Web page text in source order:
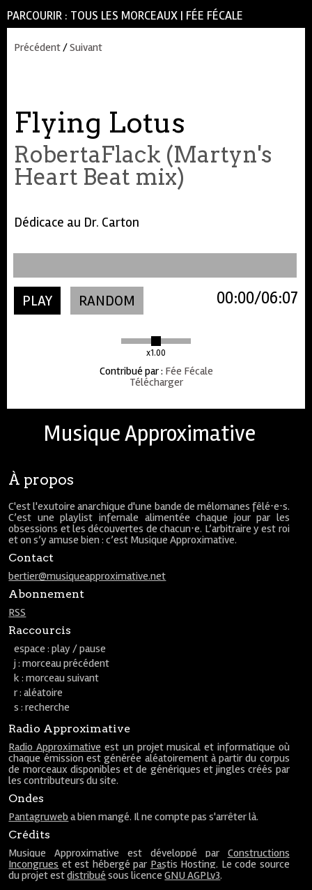
PARCOURIR : TOUS LES MORCEAUX | FÉE FÉCALE
Précédent/Suivant
Flying Lotus
RobertaFlack (Martyn's
Heart Beat mix)
Dédicace au Dr. Carton
PLAY RANDOM
x1.00
06:07
00:00
Contribué par: Fée Fécale
Télécharger
Musique Approximative
À propos
C'est l'exutoire anarchique d'une bande de mélomanes fêlé⋅e⋅s.
C’est une playlist infernale alimentée chaque jour par les
obsessions et les découvertes de chacun⋅e. L’arbitraire y est roi
et on s’y amuse bien : c’est Musique Approximative.
Contact
bertier@musiqueapproximative.net
Abonnement
RSS
Raccourcis
espace : play / pause
j : morceau précédent
k : morceau suivant
r : aléatoire
s : recherche
Radio Approximative
Radio Approximative est un projet musical et informatique où
chaque émission est générée aléatoirement à partir du corpus
de morceaux disponibles et de génériques et jingles créés par
les contributeurs du site.
Ondes
Pantagruweb a bien mangé. Il ne compte pas s'arrêter là.
Crédits
Musique Approximative est développé par Constructions
Incongrues et est hébergé par Pastis Hosting. Le code source
du projet estdistribué sous licenceGNU AGPLv3.